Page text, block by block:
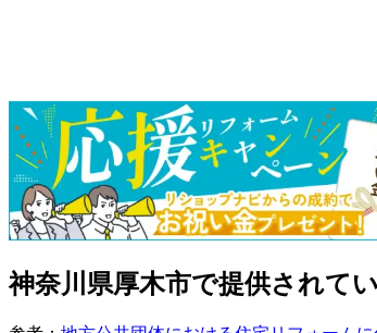
神奈川県厚木市で提供されて